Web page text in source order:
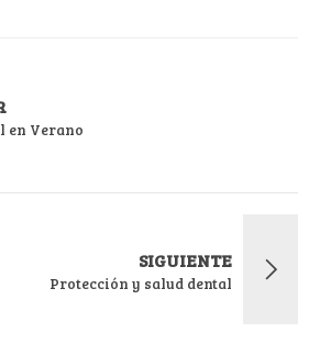
en Verano
SIGUIENTE
Protección y salud dental